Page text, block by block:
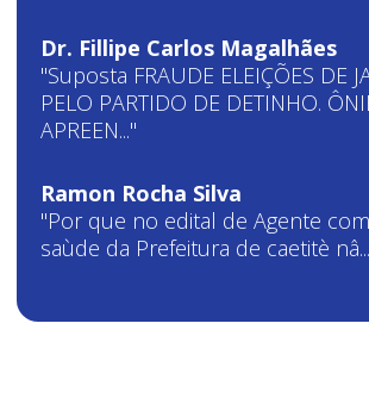
Dr. Fillipe Carlos Magalhães
"Suposta FRAUDE ELEIÇÕES DE
PELO PARTIDO DE DETINHO.
APREEN..."
Ramon Rocha Silva
"Por que no edital de Agente
saùde da Prefeitura de caetitè